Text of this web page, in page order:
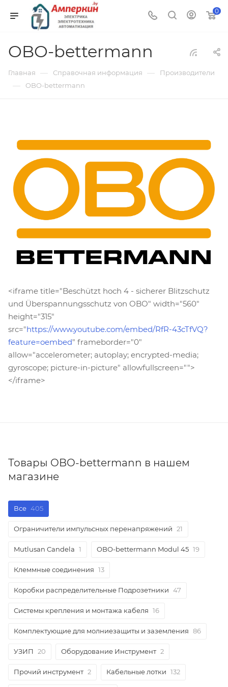
0
OBO-bettermann
Главная — Справочная информация — Производители
— OBO-bettermann
<iframe title="Beschützt hoch 4 - sicherer Blitzschutz
und Überspannungsschutz von OBO" width="560"
height="315"
src="https://www.youtube.com/embed/RfR-43cTfVQ?
feature=oembed" frameborder="0"
allow="accelerometer; autoplay; encrypted-media;
gyroscope; picture-in-picture" allowfullscreen="">
</iframe>
Товары OBO-bettermann в нашем
магазине
Все 405
Ограничители импульсных перенапряжений 21
Mutlusan Candela 1 OBO-bettermann Modul 45 19
Клеммные соединения 13
Коробки распределительные Подрозетники 47
Системы крепления и монтажа кабеля 16
Комплектующие для молниезащиты и заземления 86
УЗИП 20 Оборудование Инструмент 2
Прочий инструмент 2 Кабельные лотки 132